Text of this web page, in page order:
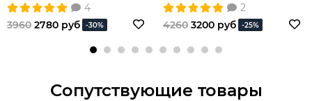
4
3960 2780 руб -30%
2
4260 3200 руб -25%
Сопутствующие товары